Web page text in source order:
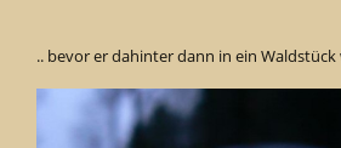
.. bevor er dahinter dann in ein